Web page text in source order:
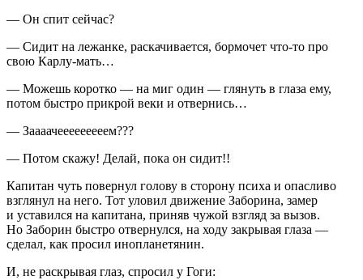
— Он спит сейчас?
— Сидит на лежанке, раскачивается, бормочет что-то про
свою Карлу-мать…
— Можешь коротко — на миг один — глянуть в глаза ему,
потом быстро прикрой веки и отвернись…
— Заааачееееееееем???
— Потом скажу! Делай, пока он сидит!!
Капитан чуть повернул голову в сторону психа и опасливо
взглянул на него. Тот уловил движение Заборина, замер
и уставился на капитана, приняв чужой взгляд за вызов.
Но Заборин быстро отвернулся, на ходу закрывая глаза —
сделал, как просил инопланетянин.
И, не раскрывая глаз, спросил у Гоги: